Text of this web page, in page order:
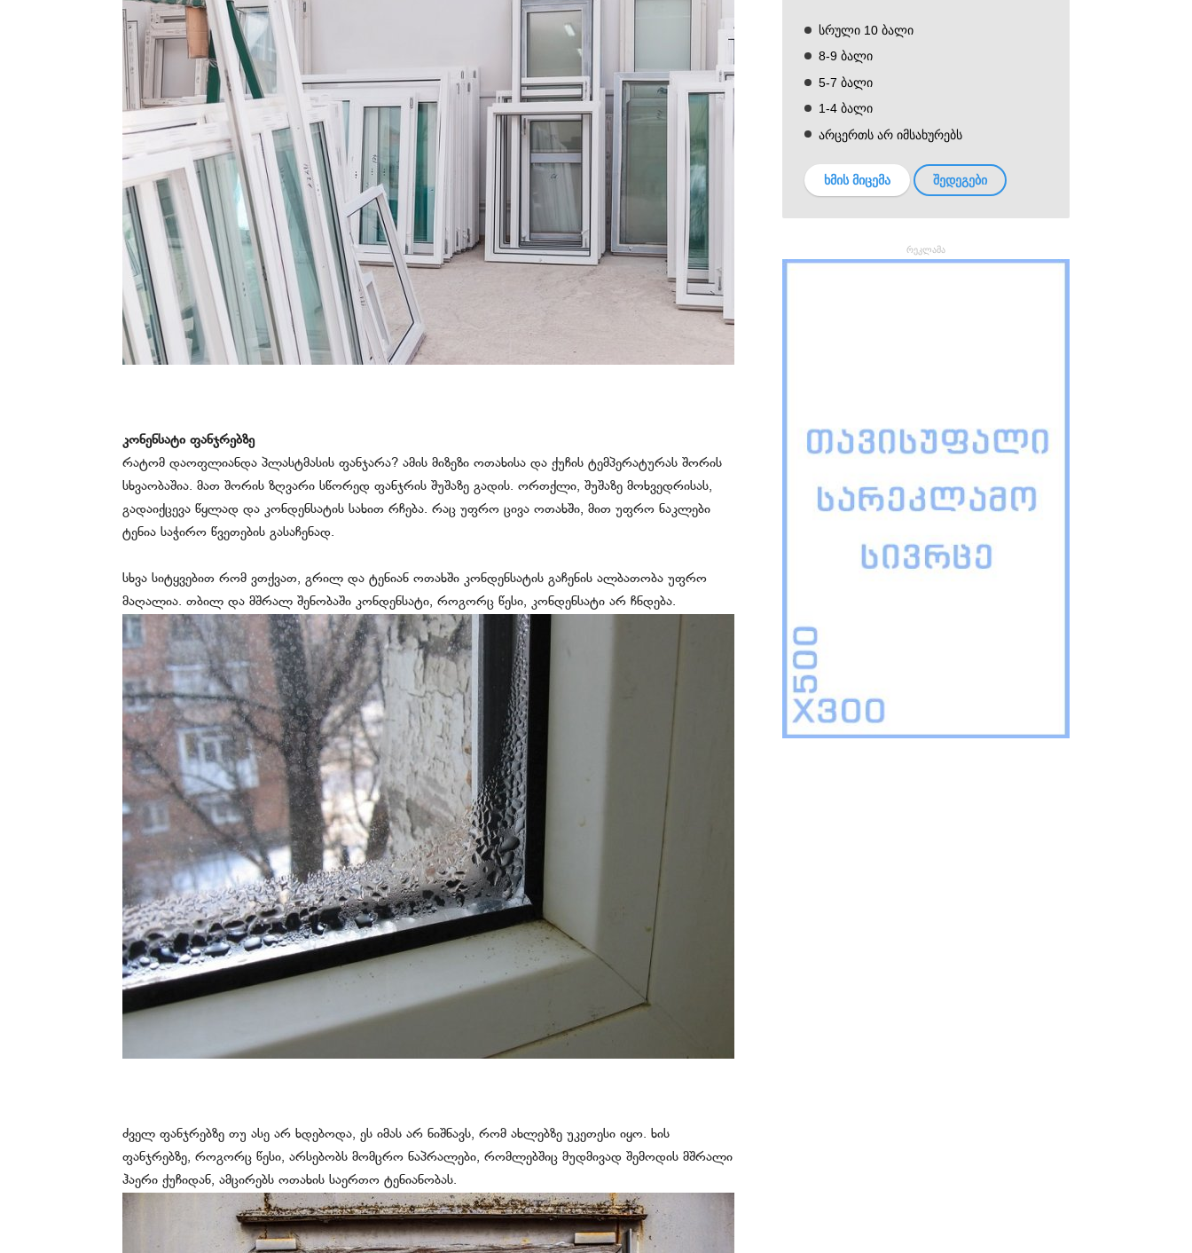
კონენსატი ფანჯრებზე
რატომ დაოფლიანდა პლასტმასის ფანჯარა? ამის მიზეზი ოთახისა და ქუჩის ტემპერატურას შორის
სხვაობაშია. მათ შორის ზღვარი სწორედ ფანჯრის შუშაზე გადის. ორთქლი, შუშაზე მოხვედრისას,
გადაიქცევა წყლად და კონდენსატის სახით რჩება. რაც უფრო ცივა ოთახში, მით უფრო ნაკლები
ტენია საჭირო წვეთების გასაჩენად.
სხვა სიტყვებით რომ ვთქვათ, გრილ და ტენიან ოთახში კონდენსატის გაჩენის ალბათობა უფრო
მაღალია. თბილ და მშრალ შენობაში კონდენსატი, როგორც წესი, კონდენსატი არ ჩნდება.
ძველ ფანჯრებზე თუ ასე არ ხდებოდა, ეს იმას არ ნიშნავს, რომ ახლებზე უკეთესი იყო. ხის
ფანჯრებზე, როგორც წესი, არსებობს მომცრო ნაპრალები, რომლებშიც მუდმივად შემოდის მშრალი
ჰაერი ქუჩიდან, ამცირებს ოთახის საერთო ტენიანობას.
სრული 10 ბალი
8-9 ბალი
5-7 ბალი
1-4 ბალი
არცერთს არ იმსახურებს
ხმის მიცემა შედეგები
რეკლამა